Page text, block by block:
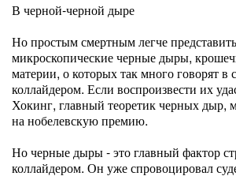
В черной-черной дыре
Но простым смертным легче
микроскопические черные дыры,
материи, о которых так много говорят в
коллайдером. Если воспроизвести их
Хокинг, главный теоретик черных дыр,
на нобелевскую премию.
Но черные дыры - это главный фактор
коллайдером. Он уже спровоцировал